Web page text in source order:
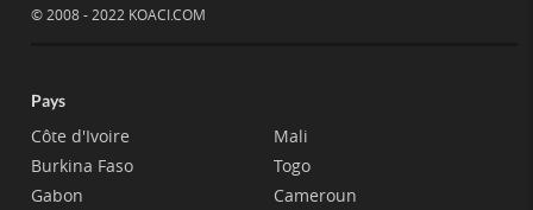
© 2008 - 2022 KOACI.COM
Pays
Côte d'Ivoire
Burkina Faso
Gabon
Mali
Togo
Cameroun